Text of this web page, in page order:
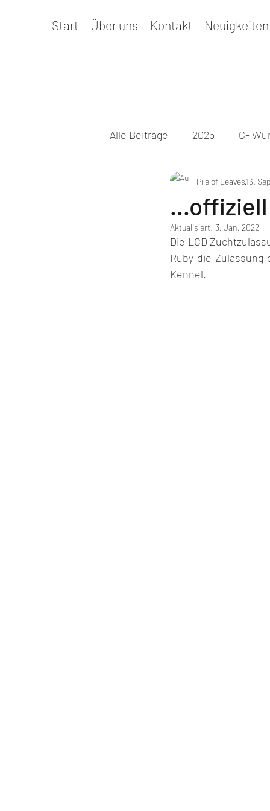
Start Über uns Kontakt Neuigkeiten
Alle Beiträge 2025 C-
Prüfungen & Termine
D-Wurf
Pile of Leaves13.
Aktualisiert: 3. Jan. 2022
Die LCD
Ruby die
Kennel.